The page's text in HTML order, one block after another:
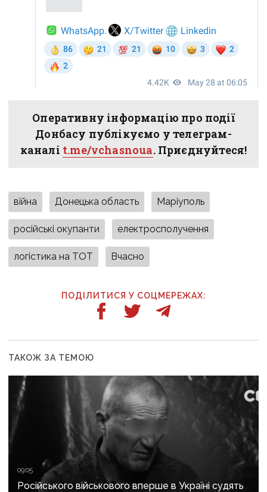
Оперативну інформацію про події
Донбасу публікуємо у телеграм-
каналі t.me/vchasnoua. Приєднуйтеся!
війна Донецька область Маріуполь
російські окупанти електросполучення
логістика на ТОТ Вчасно
ПОДІЛИТИСЯ У СОЦМЕРЕЖАХ:
ТАКОЖ ЗА ТЕМОЮ
09:05
Російського військового вперше в Україні судять